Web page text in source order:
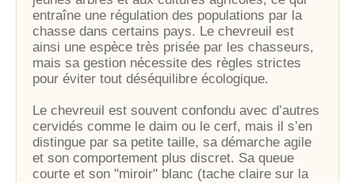
entraîne une régulation des populations par la
chasse dans certains pays. Le chevreuil est
ainsi une espèce très prisée par les chasseurs,
mais sa gestion nécessite des règles strictes
pour éviter tout déséquilibre écologique.
Le chevreuil est souvent confondu avec d’autres
cervidés comme le daim ou le cerf, mais il s’en
distingue par sa petite taille, sa démarche agile
et son comportement plus discret. Sa queue
courte et son "miroir" blanc (tache claire sur la